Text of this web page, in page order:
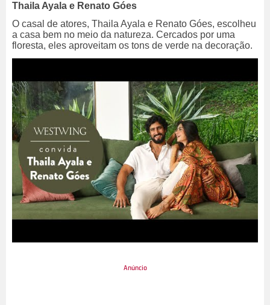
Thaila Ayala e Renato Góes
O casal de atores, Thaila Ayala e Renato Góes, escolheu
a casa bem no meio da natureza. Cercados por uma
floresta, eles aproveitam os tons de verde na decoração.